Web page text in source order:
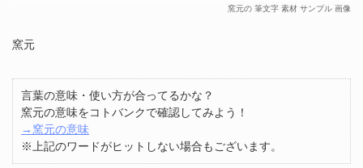
窯元の 筆文字 素材 サンプル 画像
窯元
言葉の意味・使い方が合ってるかな？
窯元の意味をコトバンクで確認してみよう！
→窯元の意味
※上記のワードがヒットしない場合もございます。